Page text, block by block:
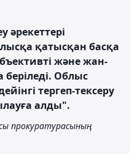
әрекеттері
қатысқан басқа
және жан-
Облыс
тергеп-тексеру
алды".
прокуратурасының